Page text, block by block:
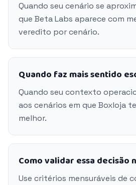
Quando seu cenário se
que Beta Labs aparece com
veredito por cenário.
Quando faz mais sentido
Quando seu contexto
aos cenários em que Boxloja
melhor.
Como validar essa decisão
Use critérios mensuráveis de